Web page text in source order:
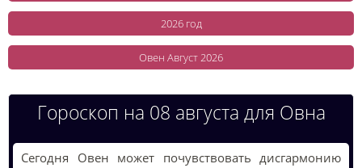
2026 год
Овен Август 2026
Гороскоп на 08 августа для Овна
Сегодня Овен может почувствовать дисгармонию